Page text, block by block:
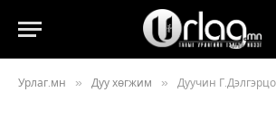
Урлаг.мн » Дуу хөгжим » Дуучин Г.Дэлгэрцогтын